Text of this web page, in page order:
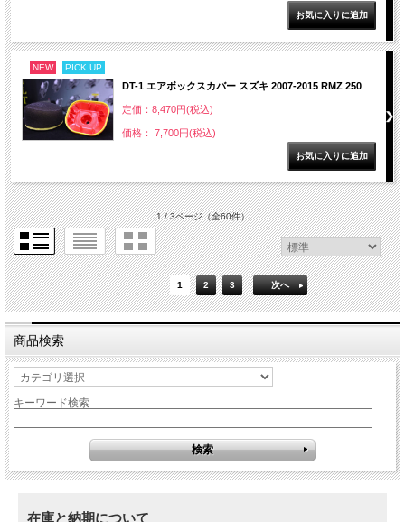
NEW PICK UP
DT-1 エアボックスカバー スズキ 2007-2015 RMZ 250
定価：8,470円(税込)
価格： 7,700円(税込)
1 / 3ページ（全60件）
1 2 3 次へ
商品検索
キーワード検索
在庫と納期について